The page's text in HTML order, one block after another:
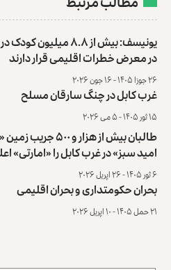
یونیسف: بیش از ۸.۸
در معرض خطرات اقلیمی قرار دارند
۲۶ جوزا ۱۴۰۵ - ۱۶ جون ۲۰۲۶
غرب کابل در چنگ سارقان مسلح
۱۵ ثور ۱۴۰۵ - ۵ می ۲۰۲۶
طالبان بیش از هزار و ۵۰۰
امید سبز» در غرب کابل را «امارتی»
۶ ثور ۱۴۰۵ - ۲۶ اپریل ۲۰۲۶
بحران حکومتداری و بحران اقلیمی
۲۱ حمل ۱۴۰۵ - ۱۰ اپریل ۲۰۲۶